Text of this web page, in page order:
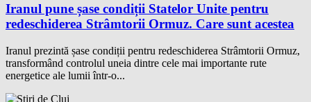
Iranul pune șase condiții Statelor Unite pentru
redeschiderea Strâmtorii Ormuz. Care sunt acestea
Iranul prezintă șase condiții pentru redeschiderea Strâmtorii Ormuz,
transformând controlul uneia dintre cele mai importante rute
energetice ale lumii într-o...